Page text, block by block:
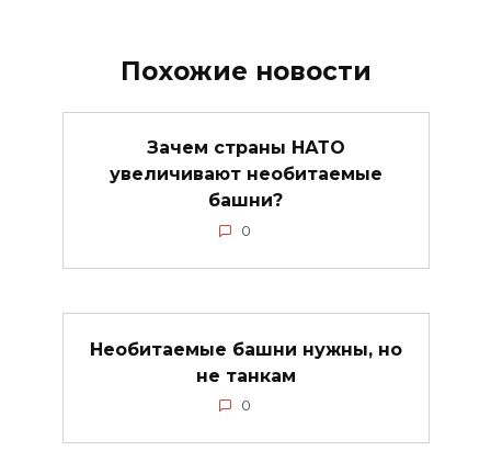
Похожие новости
Зачем страны НАТО
увеличивают необитаемые
башни?
0
Необитаемые башни нужны, но
не танкам
0